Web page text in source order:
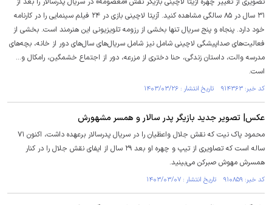
۳۱ سال در ۸۵ سالگی مشاهده کنید. آزیتا لاچینی بازی در ۲۴ فیلم سینمایی را در کارنامه
خود دارد. پنجاه و پنج سریال تنها بخشی از رزومه تلویزیونی این هنرمند است. بخشی از
فعالیت‌های صداپیشگی لاچینی شامل نیز شامل سریال‌های سال‌های دور از خانه،‌ بچه‌های
مدرسه والت، داستان زندگی، حنا دختری از مزرعه،‌ دور از اجتماع خشمگین،‌ رامکال و...
است.
کد خبر: ۹۱۴۳۶۳ تاریخ انتشار : ۱۴۰۳/۰۳/۲۶
عکس| تصویر جدید بازیگر پدر سالار و همسر مشهورش
محمود پاک نیت که نقش جلال واعظیان را در سریال پدرسالار برعهده داشت، اکنون ۷۱
ساله است که تصاویری از تیپ و چهره او بعد ۲۹ سال از ایفای نقش جلال را در کنار
همسرش مهوش صبرکن می‌بینید.
کد خبر: ۹۱۰۸۵۹ تاریخ انتشار : ۱۴۰۳/۰۳/۰۷